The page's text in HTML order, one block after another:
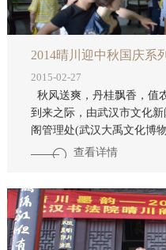
2014晴川迎中秋国庆系
2015-02-27
到来之际，由武汉市文化
阁管理处(武汉大禹文化博
——晴川迎中秋国庆诗会”
动，今年的诗会内容丰富
武汉文博系统讲解员诗朗
位讲解
查看详情